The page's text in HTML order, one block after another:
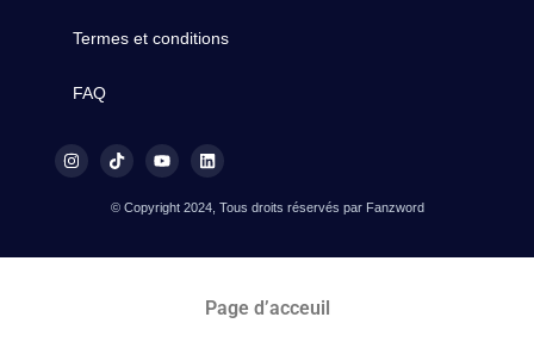
Termes et conditions
FAQ
© Copyright 2024, Tous droits réservés par Fanzword
Page d’acceuil